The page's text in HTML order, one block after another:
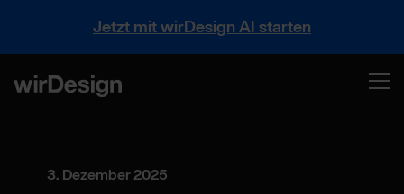
Jetzt mit wirDesign AI starten
3. Dezember 2025